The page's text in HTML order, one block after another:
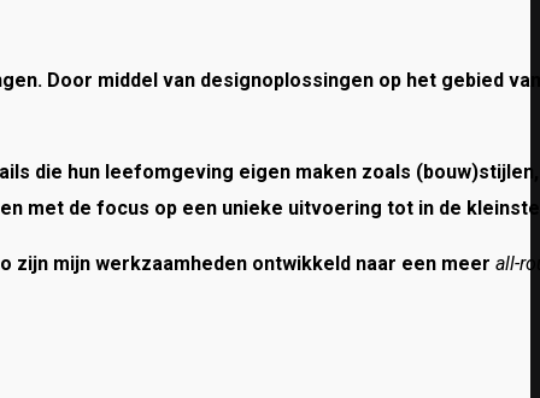
Door middel van designoplossingen op het gebied
die hun leefomgeving eigen maken zoals (bouw)stijlen,
met de focus op een unieke uitvoering tot in de
mijn werkzaamheden ontwikkeld naar een meer all-